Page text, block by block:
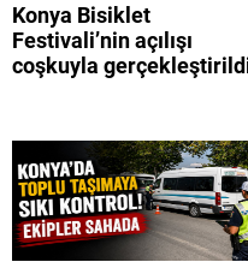
Konya Bisiklet
Festivali’nin açılışı
coşkuyla